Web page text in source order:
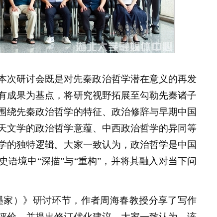
次研讨会既是对先秦政治哲学潜在意义的再发
成果为基点，将研究视野拓展至勾勒先秦诸子
绕先秦政治哲学的特征、政治修辞与早期中国
文学的政治哲学意蕴、中西政治哲学的异同等
的独特逻辑。大家一致认为，政治哲学是中国
境中“深描”与“重构”，并将其融入对当下问
）》研讨环节，作者周海春教授分享了写作